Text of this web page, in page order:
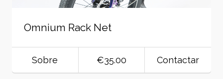
Omnium Rack Net
Sobre €35.00 Contactar